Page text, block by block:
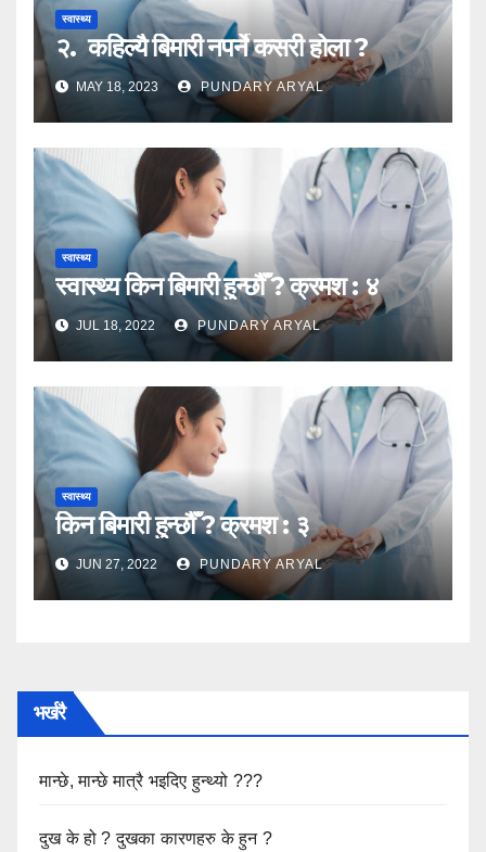
स्वास्थ्य
२. कहिल्यै बिमारी नपर्ने कसरी होला ?
MAY 18, 2023 PUNDARY ARYAL
स्वास्थ्य
स्वास्थ्य किन बिमारी हुन्छौँ ? क्रमश : ४
JUL 18, 2022 PUNDARY ARYAL
स्वास्थ्य
किन बिमारी हुन्छौँ ? क्रमश : ३
JUN 27, 2022 PUNDARY ARYAL
भर्खरै
मान्छे, मान्छे मात्रै भइदिए हुन्थ्यो ???
दुख के हो ? दुखका कारणहरु के हुन ?